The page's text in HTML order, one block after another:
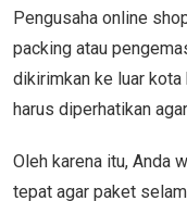
Pengusaha online
packing atau
dikirimkan ke luar kota
harus diperhatikan
Oleh karena itu, Anda
tepat agar paket